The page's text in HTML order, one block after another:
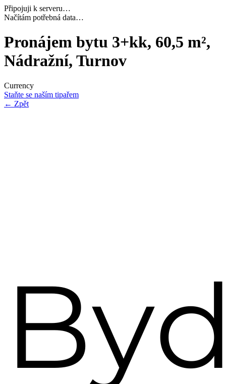
Připojuji k serveru…
Dokončuji inicializaci…
Pronájem bytu 3+kk, 60,5 m²,
Nádražní, Turnov
Currency
Staňte se naším tipařem
← Zpět